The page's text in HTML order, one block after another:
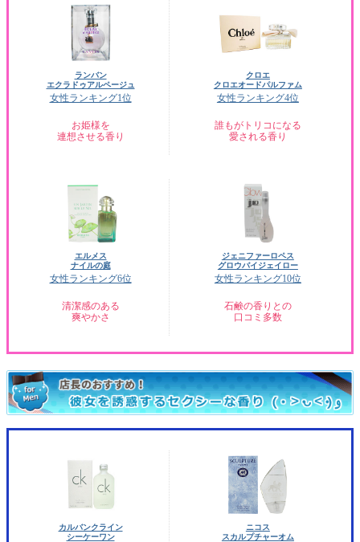
ランバン
エクラドゥアルページュ
女性ランキング1位
お姫様を
連想させる香り
クロエ
クロエオードパルファム
女性ランキング4位
誰もがトリコになる
愛される香り
エルメス
ナイルの庭
女性ランキング6位
清潔感のある
爽やかさ
ジェニファーロペス
グロウバイジェイロー
女性ランキング10位
石鹸の香りとの
口コミ多数
カルバンクライン
シーケーワン
ニコス
スカルプチャーオム